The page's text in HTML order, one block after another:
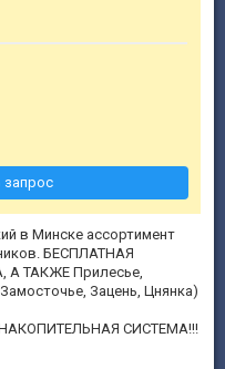
в Минске ассортимент
БЕСПЛАТНАЯ
ТАКЖЕ Прилесье,
Зацень, Цнянка)
СИСТЕМА!!!
запрос